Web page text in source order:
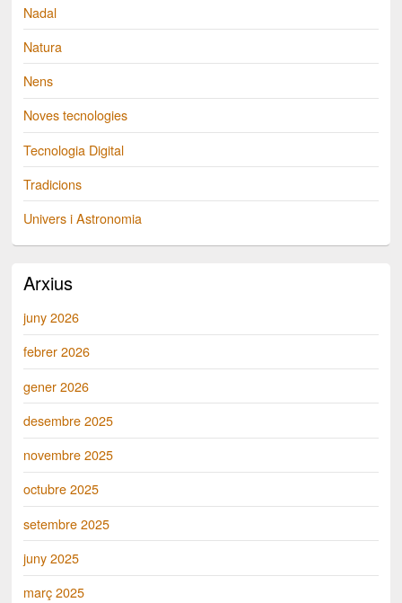
Nadal
Natura
Nens
Noves tecnologies
Tecnologia Digital
Tradicions
Univers i Astronomia
Arxius
juny 2026
febrer 2026
gener 2026
desembre 2025
novembre 2025
octubre 2025
setembre 2025
juny 2025
març 2025